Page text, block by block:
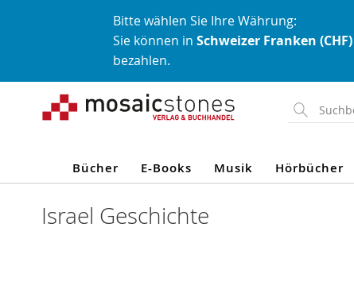
Bitte wählen Sie Ihre Währung:
Sie können in Schweizer Franken (CHF)
bezahlen.
Direkt
zum
Bücher E-Books Musik Hörbücher
Israel Geschichte